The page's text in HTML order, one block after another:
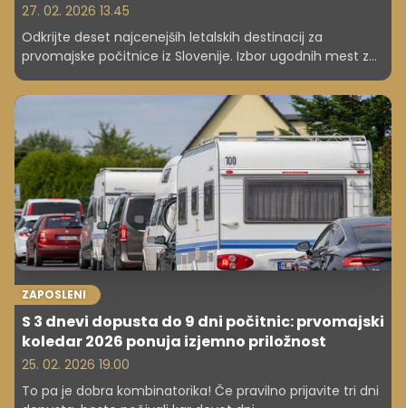
27. 02. 2026 13.45
Odkrijte deset najcenejših letalskih destinacij za
prvomajske počitnice iz Slovenije. Izbor ugodnih mest z
odličnim razmerjem med ceno in doživetji.
ZAPOSLENI
S 3 dnevi dopusta do 9 dni počitnic: prvomajski
koledar 2026 ponuja izjemno priložnost
25. 02. 2026 19.00
To pa je dobra kombinatorika! Če pravilno prijavite tri dni